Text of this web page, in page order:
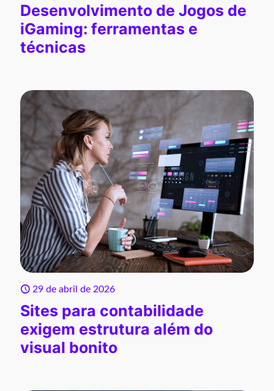
Desenvolvimento de Jogos de
iGaming: ferramentas e
técnicas
29 de abril de 2026
Sites para contabilidade
exigem estrutura além do
visual bonito